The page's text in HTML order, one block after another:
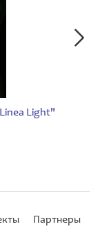
Light"
Партнеры